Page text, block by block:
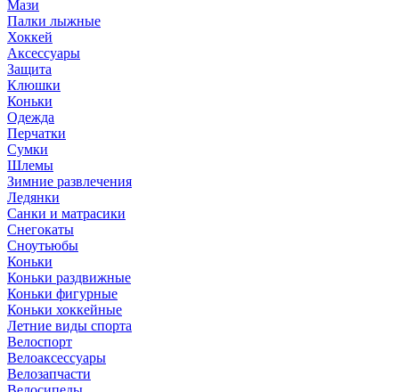
Мази
Палки лыжные
Хоккей
Аксессуары
Защита
Клюшки
Коньки
Одежда
Перчатки
Сумки
Шлемы
Зимние развлечения
Ледянки
Санки и матрасики
Снегокаты
Сноутьюбы
Коньки
Коньки раздвижные
Коньки фигурные
Коньки хоккейные
Летние виды спорта
Велоспорт
Велоаксессуары
Велозапчасти